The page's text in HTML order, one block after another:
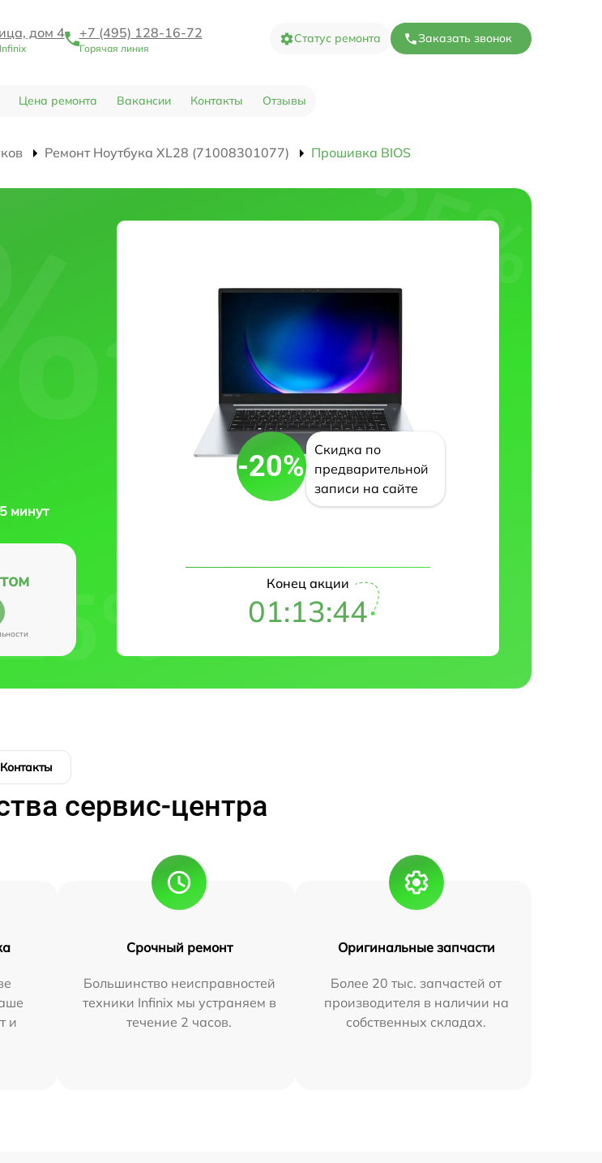
дом 4 +7 (495) 128-16-72
Горячая линия
Статус ремонта Заказать звонок
Цена ремонта Вакансии Контакты Отзывы
Ремонт Ноутбука XL28 (71008301077) Прошивка BIOS
минут
-20%
Скидка по
предварительной
записи на сайте
Конец акции
01:13:43
Контакты
сервис-центра
и
Срочный ремонт
Большинство неисправностей
техники Infinix мы устраняем в
течение 2 часов.
Оригинальные запчасти
Более 20 тыс. запчастей от
производителя в наличии на
собственных складах.